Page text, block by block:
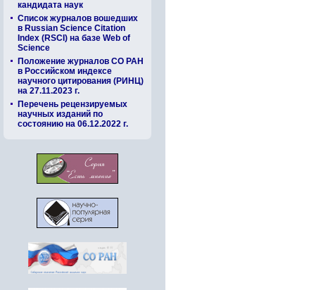
кандидата наук
Список журналов вошедших
в Russian Science Citation
Index (RSCI) на базе Web of
Science
Положение журналов СО РАН
в Российском индексе
научного цитирования (РИНЦ)
на 27.11.2023 г.
Перечень рецензируемых
научных изданий по
состоянию на 06.12.2022 г.